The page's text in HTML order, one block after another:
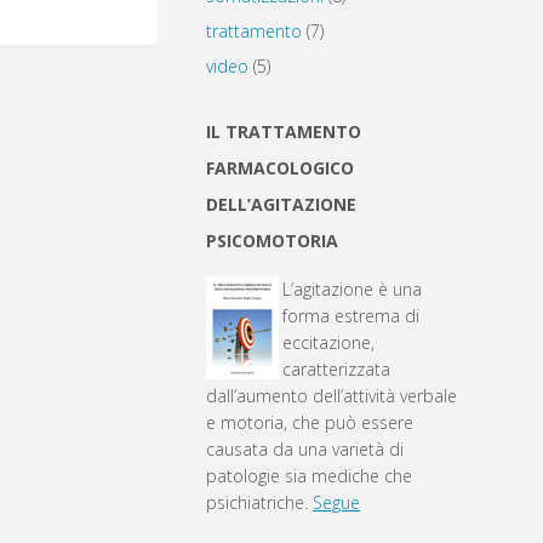
trattamento (7)
video (5)
IL TRATTAMENTO
FARMACOLOGICO
DELL’AGITAZIONE
PSICOMOTORIA
L’agitazione è una
forma estrema di
eccitazione,
caratterizzata
dall’aumento dell’attività verbale
e motoria, che può essere
causata da una varietà di
patologie sia mediche che
psichiatriche. Segue